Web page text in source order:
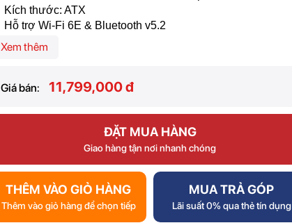
Kích thước: ATX
Hỗ trợ Wi-Fi 6E & Bluetooth v5.2
Xem thêm
Giá bán: 11,799,000 đ
ĐẶT MUA HÀNG
Giao hàng tận nơi nhanh chóng
THÊM VÀO GIỎ HÀNG
Thêm vào giỏ hàng để chọn tiếp
MUA TRẢ GÓP
Lãi suất 0% qua thẻ tín dụng